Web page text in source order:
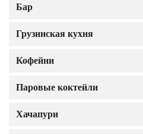
Бар
Грузинская кухня
Кофейни
Паровые коктейли
Хачапури